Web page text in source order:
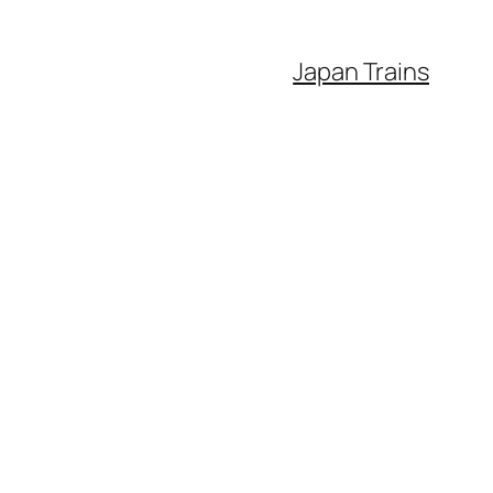
Japan Trains